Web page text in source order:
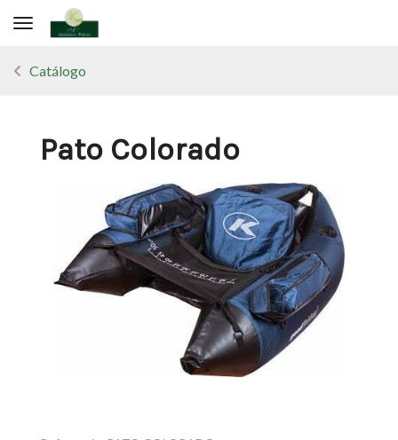
Toggle navigation
Catálogo
Pato Colorado